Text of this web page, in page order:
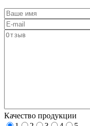
Качество продукции